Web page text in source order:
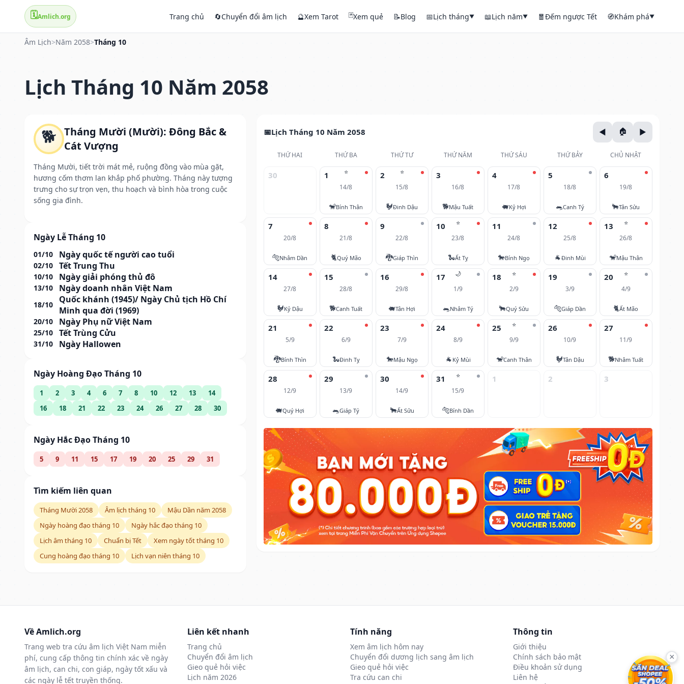
🗓️Amlich.org Trang chủ 🔄Chuyển đổi âm lịch 🔮Xem Tarot 🃏Xem quẻ 📝Blog 📅Lịch tháng▼ 📖Lịch năm▼ 🧧Đếm ngược Tết 🧭Khám phá▼
Âm Lịch>Năm 2058>Tháng 10
Lịch Tháng 10 Năm 2058
🐕 Tháng Mười (Mười): Đông Bắc &
Cát Vượng
Tháng Mười, tiết trời mát mẻ, ruộng đồng vào mùa gặt,
hương cốm thơm lan khắp phố phường. Tháng này tượng
trưng cho sự trọn vẹn, thu hoạch và bình hòa trong cuộc
sống gia đình.
Ngày Lễ Tháng 10
01/10 Ngày quốc tế người cao tuổi
02/10 Tết Trung Thu
10/10 Ngày giải phóng thủ đô
13/10 Ngày doanh nhân Việt Nam
18/10
Quốc khánh (1945)/ Ngày Chủ tịch Hồ Chí
Minh qua đời (1969)
20/10 Ngày Phụ nữ Việt Nam
25/10 Tết Trùng Cửu
31/10 Ngày Hallowen
Ngày Hoàng Đạo Tháng 10
1 2 3 4 6 7 8 10 12 13
14
16
18 21 22 23 24 26 27 28 30
Ngày Hắc Đạo Tháng 10
5 9 11 15 17 19 20 25 29 31
Tìm kiếm liên quan
Tháng Mười 2058 Âm lịch tháng 10
Mậu Dần năm 2058
Ngày hoàng đạo tháng 10
Ngày hắc đạo tháng 10
Lịch âm tháng 10
Chuẩn bị Tết
Xem ngày tốt tháng 10
Cung hoàng đạo tháng 10
Lịch vạn niên tháng 10
Lịch Tháng 10 Năm 2058
THỨ HAI THỨ BA THỨ TƯ THỨ NĂM THỨ SÁU THỨ BẢY CHỦ NHẬT
30 ⭐
1
14/8
🐒Bính Thân
⭐
2
15/8
🐓Đinh Dậu
3
16/8
🐕Mậu Tuất
4
17/8
🐖Kỷ Hợi
5
18/8
🐀Canh Tý
6
19/8
🐂Tân Sửu
7
20/8
🐅Nhâm Dần
8
21/8
🐈Quý Mão
9
22/8
🐉Giáp Thìn
⭐
10
23/8
🐍Ất Tỵ
11
24/8
🐎Bính Ngọ
12
25/8
🐐Đinh Mùi
⭐
13
26/8
🐒Mậu Thân
14
27/8
🐓Kỷ Dậu
15
28/8
🐕Canh Tuất
16
29/8
🐖Tân Hợi
🌙
17
1/9
🐀Nhâm Tý
⭐
18
2/9
🐂Quý Sửu
19
3/9
🐅Giáp Dần
⭐
20
4/9
🐈Ất Mão
21
5/9
🐉Bính Thìn
22
6/9
🐍Đinh Tỵ
23
7/9
🐎Mậu Ngọ
24
8/9
🐐 Kỷ Mùi
⭐
25
9/9
🐒Canh Thân
26
10/9
🐓Tân Dậu
27
11/9
🐕Nhâm Tuất
28
12/9
🐖Quý Hợi
29
13/9
🐀Giáp Tý
30
14/9
🐂Ất Sửu
⭐
31
15/9
🐅Bính Dần
1 2 3
Về Amlich.org
Trang web tra cứu âm lịch Việt Nam miễn
phí, cung cấp thông tin chính xác về ngày
âm lịch, can chi, con giáp, ngày tốt xấu và
các ngày lễ tết truyền thống.
Liên kết nhanh
Trang chủ
Chuyển đổi âm lịch
Gieo quẻ hỏi việc
Lịch năm 2026
Tính năng
Xem âm lịch hôm nay
Chuyển đổi dương lịch sang âm lịch
Gieo quẻ hỏi việc
Tra cứu can chi
Thông tin
Giới thiệu
Chính sách bảo mật
Điều khoản sử dụng
Liên hệ
×